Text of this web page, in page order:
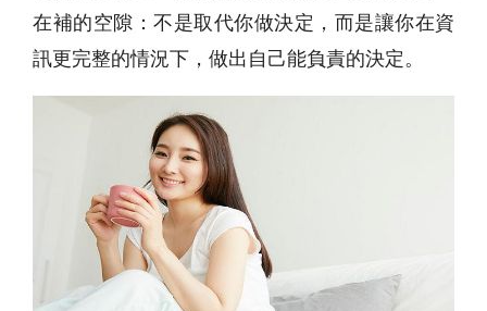
在補的空隙：不是取代你做決定，而是讓你在資
訊更完整的情況下，做出自己能負責的決定。